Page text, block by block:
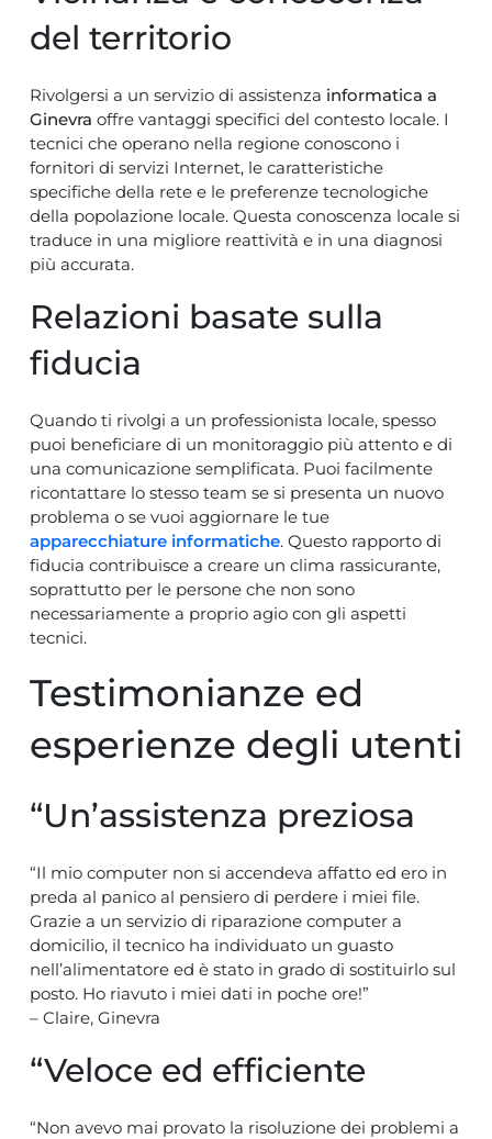
del territorio
Rivolgersi a un servizio di assistenza informatica a
Ginevra offre vantaggi specifici del contesto locale. I
tecnici che operano nella regione conoscono i
fornitori di servizi Internet, le caratteristiche
specifiche della rete e le preferenze tecnologiche
della popolazione locale. Questa conoscenza locale si
traduce in una migliore reattività e in una diagnosi
più accurata.
Relazioni basate sulla
fiducia
Quando ti rivolgi a un professionista locale, spesso
puoi beneficiare di un monitoraggio più attento e di
una comunicazione semplificata. Puoi facilmente
ricontattare lo stesso team se si presenta un nuovo
problema o se vuoi aggiornare le tue
apparecchiature informatiche. Questo rapporto di
fiducia contribuisce a creare un clima rassicurante,
soprattutto per le persone che non sono
necessariamente a proprio agio con gli aspetti
tecnici.
Testimonianze ed
esperienze degli utenti
“Un’assistenza preziosa
“Il mio computer non si accendeva affatto ed ero in
preda al panico al pensiero di perdere i miei file.
Grazie a un servizio di riparazione computer a
domicilio, il tecnico ha individuato un guasto
nell’alimentatore ed è stato in grado di sostituirlo sul
posto. Ho riavuto i miei dati in poche ore!”
– Claire, Ginevra
“Veloce ed efficiente
“Non avevo mai provato la risoluzione dei problemi a